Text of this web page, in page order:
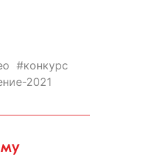
конкурс
2021